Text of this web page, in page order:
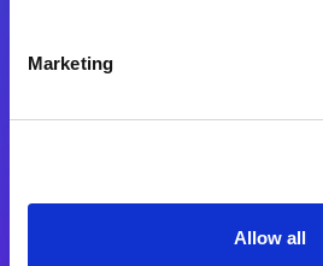
Marketing
Allow all
Magic xpa関連ソフト